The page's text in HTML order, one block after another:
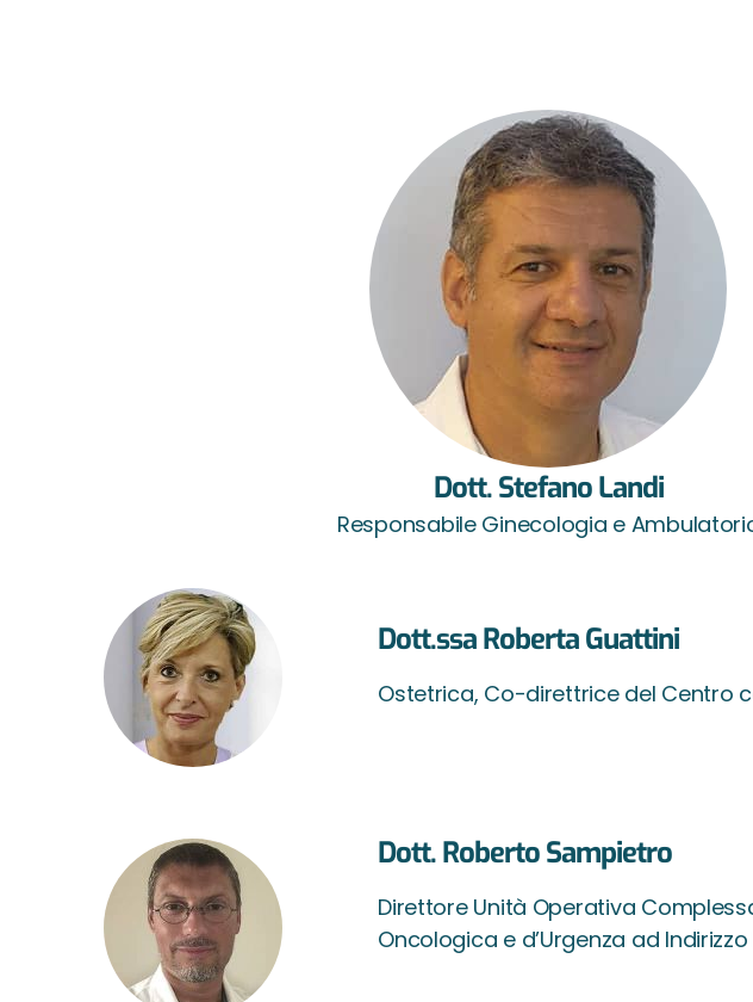
Dott. Stefano Landi
Responsabile Ginecologia e
Dott.ssa Roberta Guattini
Ostetrica, Co-direttrice del Centro
Dott. Roberto Sampietro
Direttore Unità Operativa
Oncologica e d’Urgenza ad